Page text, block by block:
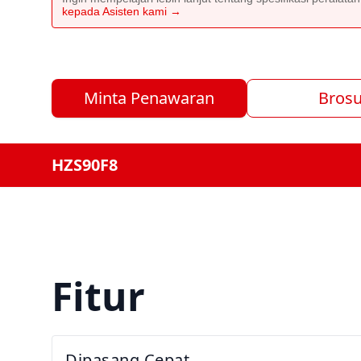
kepada Asisten kami →
Minta Penawaran
HZS90F8
Fitur